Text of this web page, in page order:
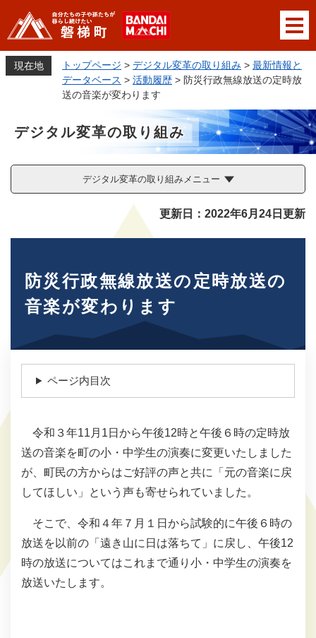
ジ
の
先
メニューを飛ばして本文へ
現在地 トップページ > デジタル変革の取り組み > 最新情報と
データベース > 活動履歴 > 防災行政無線放送の定時放
送の音楽が変わります
デジタル変革の取り組み
デジタル変革の取り組みメニュー
更新日：2022年6月24日更新
防災行政無線放送の定時放送の
音楽が変わります
ページ内目次
令和３年11月1日から午後12時と午後６時の定時放
送の音楽を町の小・中学生の演奏に変更いたしました
が、町民の方からはご好評の声と共に「元の音楽に戻
してほしい」という声も寄せられていました。
そこで、令和４年７月１日から試験的に午後６時の
放送を以前の「遠き山に日は落ちて」に戻し、午後12
時の放送についてはこれまで通り小・中学生の演奏を
放送いたします。